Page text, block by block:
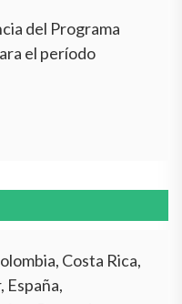
del Programa
el período
Costa Rica,
España,